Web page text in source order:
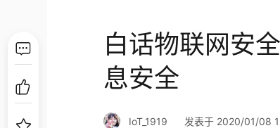
白话物联网安
息安全
IoT_1919 发表于 2020/01/08